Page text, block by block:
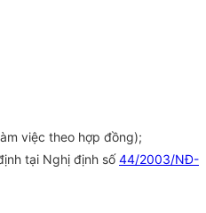
việc theo hợp đồng);
tại Nghị định số44/2003/NĐ-